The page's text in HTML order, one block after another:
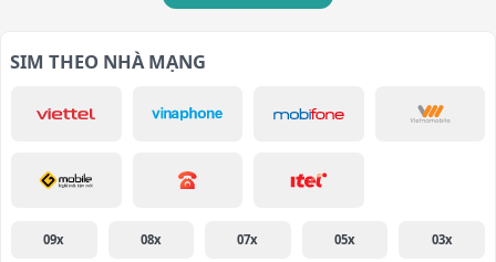
SIM THEO NHÀ MẠNG
09x 08x 07x 05x 03x